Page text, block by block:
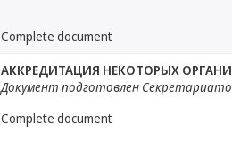
Complete document
АККРЕДИТАЦИЯ НЕКОТОРЫХ
Документ подготовлен
Complete document